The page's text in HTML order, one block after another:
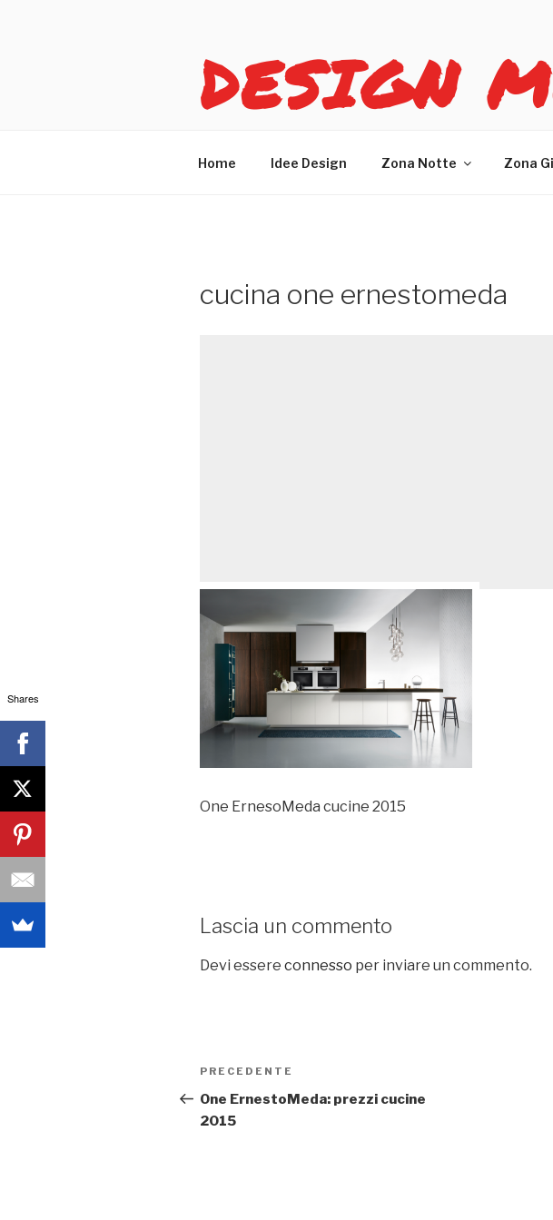
DESIGN
Home Idee Design Zona Notte Zona
cucina one ernestomeda
One ErnesoMeda cucine 2015
Lascia un commento
Devi essere connesso per inviare un commento.
Navigazione
articoli
Articolo
precedente:
PRECEDENTE
One ErnestoMeda: prezzi cucine
2015
Shares